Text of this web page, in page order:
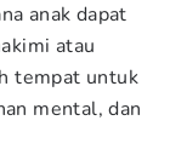
anak dapat
atau
tempat untuk
mental, dan